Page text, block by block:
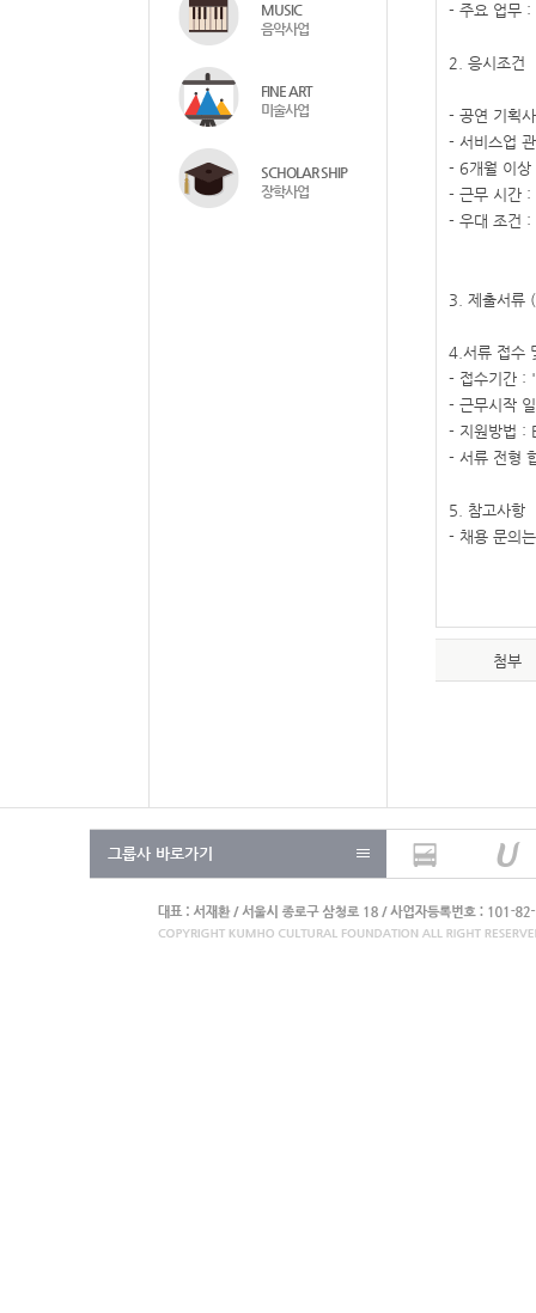
MUSIC
음악사업
FINE ART
미술사업
SCHOLAR SHIP
장학사업
- 주요 업무 :
2. 응시조건
- 공연 기획
- 서비스업
- 6개월 이상
- 근무 시간
- 우대 조건 :
3. 제출서류
4.서류 접수
- 접수기간
- 근무시작
- 지원방법 :
- 서류 전형
5. 참고사항
- 채용 문의
첨부
그룹사 바로가기